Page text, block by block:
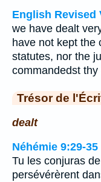
English Revised
we have dealt
have not kept the
statutes, nor the
commandedst
Trésor de
dealt
Néhémie 9:29-35
Tu les conjuras
persévérèrent